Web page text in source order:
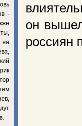
он
россиян
-
на